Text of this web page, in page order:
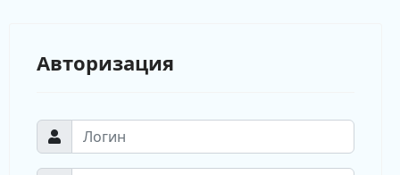
Авторизация